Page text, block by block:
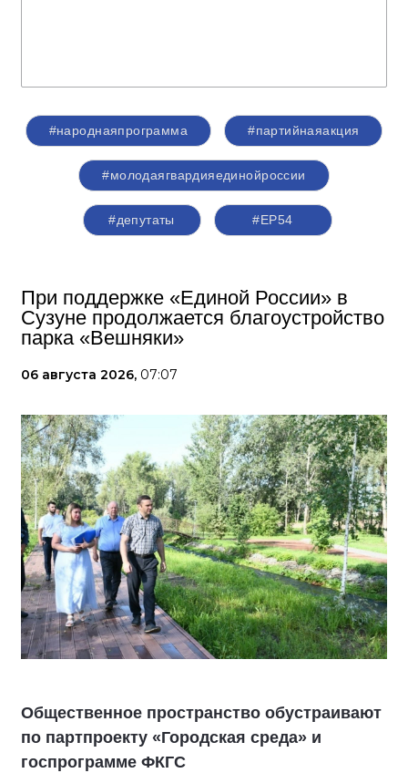
#народнаяпрограмма #партийнаяакция
#молодаягвардияединойроссии
#депутаты #ЕР54
При поддержке «Единой России» в
Сузуне продолжается благоустройство
парка «Вешняки»
06 августа 2026, 07:07
Общественное пространство обустраивают
по партпроекту «Городская среда» и
госпрограмме ФКГС